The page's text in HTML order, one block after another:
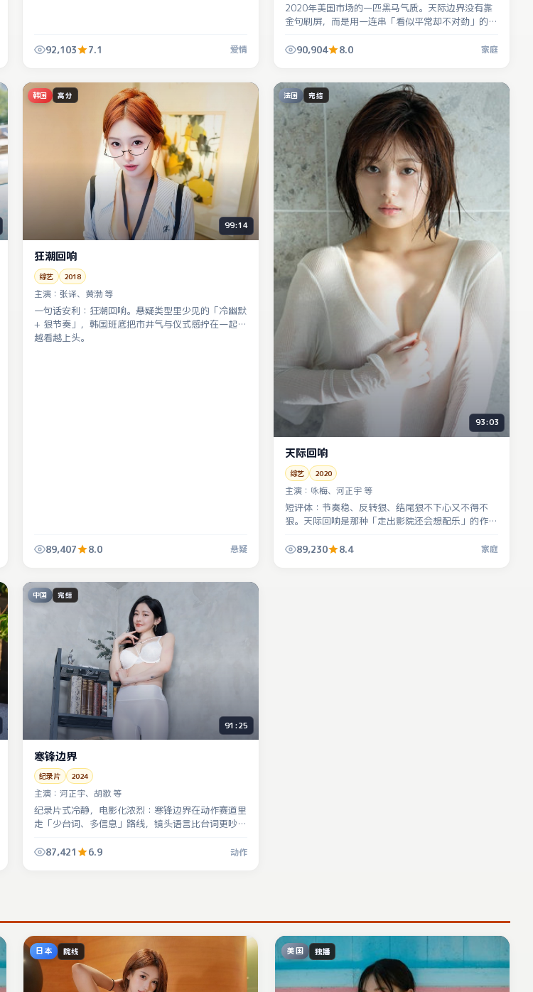
92,103 7.1 爱情
2020年美国市场的一匹黑马气质。天际边界没有靠
金句刷屏，而是用一连串「看似平常却不对劲」的小
90,904
8.0 家庭
韩国 高分
99:14
狂潮回响
综艺 2018
主演： 张译、黄渤 等
一句话安利：狂潮回响。悬疑类型里少见的「冷幽默
+ 狠节奏」，韩国班底把市井气与仪式感拧在一起，
越看越上头。
89,407 8.0 悬疑
法国 完结
93:03
天际回响
综艺 2020
主演： 咏梅、河正宇 等
短评体：节奏稳、反转狠、结尾狠不下心又不得不
狠。天际回响是那种「走出影院还会想配乐」的作
89,230
8.4 家庭
中国 完结
91:25
寒锋边界
纪录片 2024
主演： 河正宇、胡歌 等
纪录片式冷静，电影化浓烈：寒锋边界在动作赛道里
走「少台词、多信息」路线，镜头语言比台词更吵，
87,421
6.9 动作
日本 院线 美国 独播